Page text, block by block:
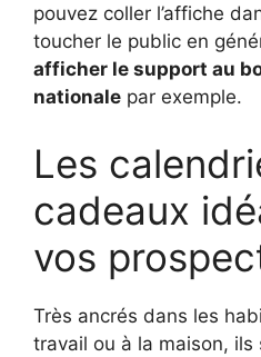
pouvez coller l’affiche
toucher le public en
afficher le support au
nationale par exemple.
Les
cadeaux
vos
Très ancrés dans les
travail ou à la maison,